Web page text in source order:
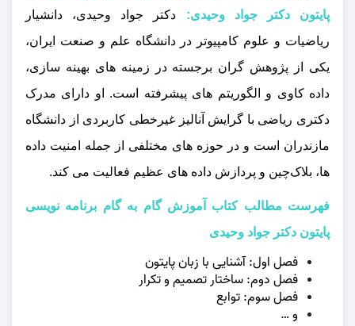
پایتون دکتر جواد وحیدی: دکتر جواد وحیدی، دانشیار
ریاضیات و علوم کامپیوتر در دانشگاه علم و صنعت ایران،
یکی از پژوهش گران برجسته در زمینه‌ های بهینه‌ سازی،
داده‌ کاوی و الگوریتم‌ های پیشرفته است. او دارای مدرک
دکتری ریاضی با گرایش آنالیز غیرخطی کاربردی از دانشگاه
مازندران است و در حوزه‌ های مختلفی از جمله امنیت داده‌
ها، بلاک‌چین و پردازش داده‌ های عظیم فعالیت می‌ کند.
فهرست مطالب کتاب آموزش گام به گام برنامه نویسی
پایتون دکتر جواد وحیدی
فصل اول: آشنایی با زبان پایتون
فصل دوم: ساختار تصمیم و تکرار
فصل سوم: توابع
و …